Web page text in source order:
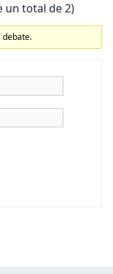
un total de 2)
debate.